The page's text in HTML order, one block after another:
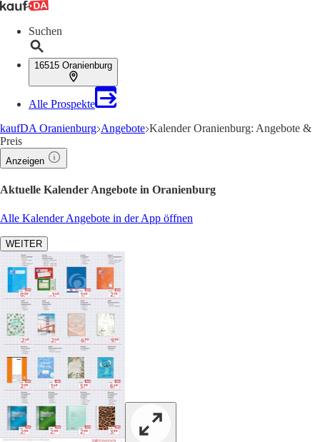
Suchen
16515 Oranienburg
Alle Prospekte
kaufDA Oranienburg Angebote Kalender Oranienburg: Angebote &
Preis
Anzeigen
Aktuelle Kalender Angebote in Oranienburg
Alle Kalender Angebote in der App öffnen
WEITER